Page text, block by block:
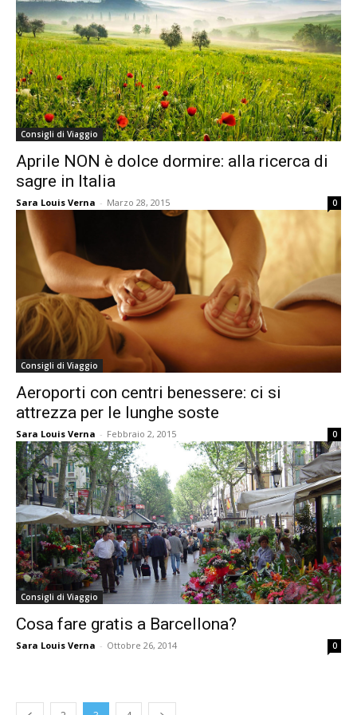
Consigli di Viaggio
Aprile NON è dolce dormire: alla ricerca di
sagre in Italia
Sara Louis Verna - Marzo 28, 2015 0
Consigli di Viaggio
Aeroporti con centri benessere: ci si
attrezza per le lunghe soste
Sara Louis Verna - Febbraio 2, 2015 0
Consigli di Viaggio
Cosa fare gratis a Barcellona?
Sara Louis Verna - Ottobre 26, 2014 0